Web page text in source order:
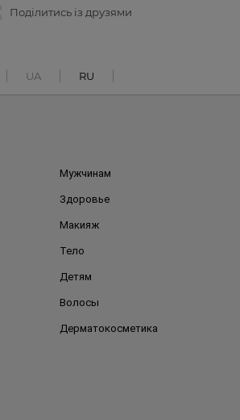
Поділитись із друзями
UA RU
Мужчинам
Здоровье
Макияж
Тело
Детям
Волосы
Дерматокосметика